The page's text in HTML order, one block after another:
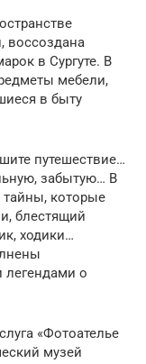
воссоздана
в Сургуте. В
мебели,
в быту
путешествие…
забытую… В
которые
блестящий
ходики…
о
«Фотоателье
музей